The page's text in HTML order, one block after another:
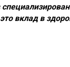
вклад в